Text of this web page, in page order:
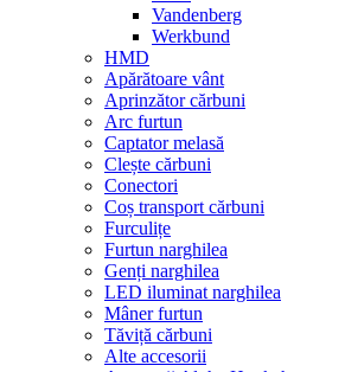
Vandenberg
Werkbund
HMD
Apărătoare vânt
Aprinzător cărbuni
Arc furtun
Captator melasă
Clește cărbuni
Conectori
Coș transport cărbuni
Furculițe
Furtun narghilea
Genți narghilea
LED iluminat narghilea
Mâner furtun
Tăviță cărbuni
Alte accesorii